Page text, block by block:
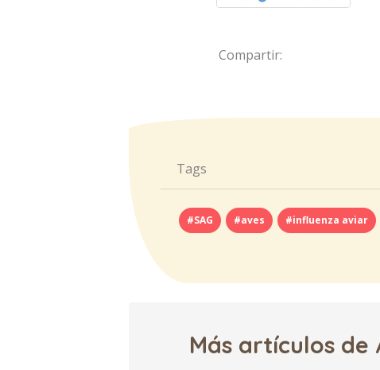
Compartir:
Tags
#SAG #aves #influenza aviar
Más artículos